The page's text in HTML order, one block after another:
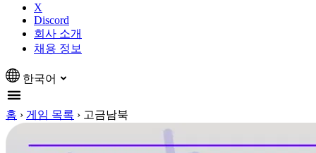
X
Discord
회사 소개
채용 정보
한국어
홈 › 게임 목록 › 고금남북